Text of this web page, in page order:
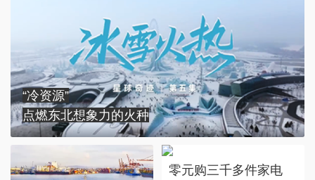
“冷资源”
点燃东北想象力的火种
零元购三千多件家电